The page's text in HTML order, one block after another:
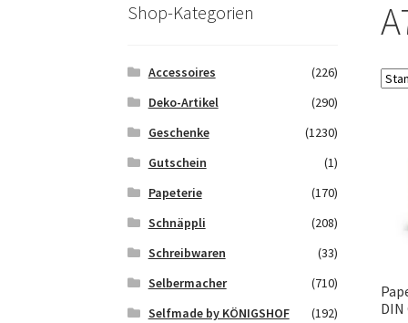
DIN
Shop-Kategorien
Accessoires
(226)
Deko-Artikel
(290)
Geschenke
(1230)
Gutschein
(1)
Papeterie
(170)
Schnäppli
(208)
Schreibwaren
(33)
Selbermacher
(710)
Selfmade by KÖNIGSHOF
(192)